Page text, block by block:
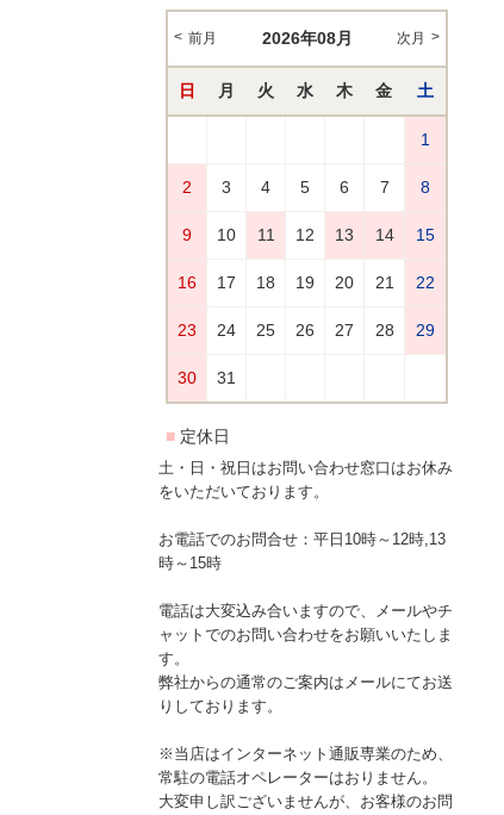
土・日・祝日はお問い合わせ窓口はお休み
をいただいております。
お電話でのお問合せ：平日10時～12時,13
時～15時
電話は大変込み合いますので、メールやチ
ャットでのお問い合わせをお願いいたしま
す。
弊社からの通常のご案内はメールにてお送
りしております。
※当店はインターネット通販専業のため、
常駐の電話オペレーターはおりません。
大変申し訳ございませんが、お客様のお問